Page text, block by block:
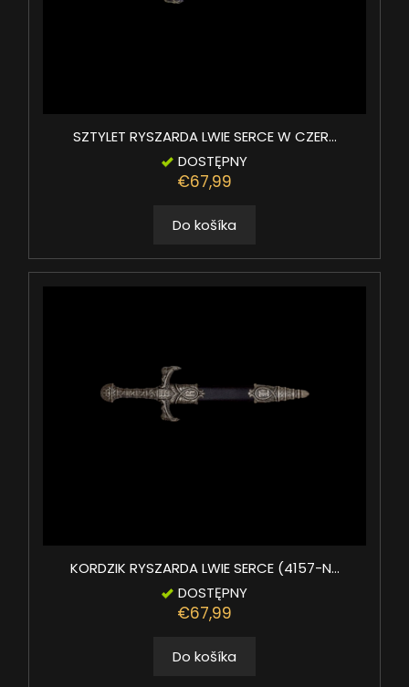
SZTYLET RYSZARDA LWIE SERCE W CZER...
DOSTĘPNY
€67,99
Do košíka
KORDZIK RYSZARDA LWIE SERCE (4157-N...
DOSTĘPNY
€67,99
Do košíka